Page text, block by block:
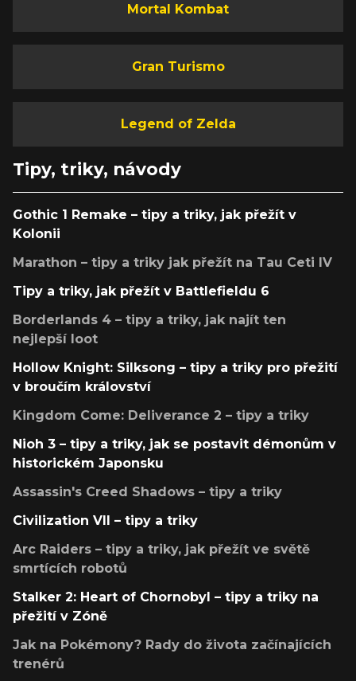
Mortal Kombat
Gran Turismo
Legend of Zelda
Tipy, triky, návody
Gothic 1 Remake – tipy a triky, jak přežít v
Kolonii
Marathon – tipy a triky jak přežít na Tau Ceti IV
Tipy a triky, jak přežít v Battlefieldu 6
Borderlands 4 – tipy a triky, jak najít ten
nejlepší loot
Hollow Knight: Silksong – tipy a triky pro přežití
v broučím království
Kingdom Come: Deliverance 2 – tipy a triky
Nioh 3 – tipy a triky, jak se postavit démonům v
historickém Japonsku
Assassin's Creed Shadows – tipy a triky
Civilization VII – tipy a triky
Arc Raiders – tipy a triky, jak přežít ve světě
smrtících robotů
Stalker 2: Heart of Chornobyl – tipy a triky na
přežití v Zóně
Jak na Pokémony? Rady do života začínajících
trenérů